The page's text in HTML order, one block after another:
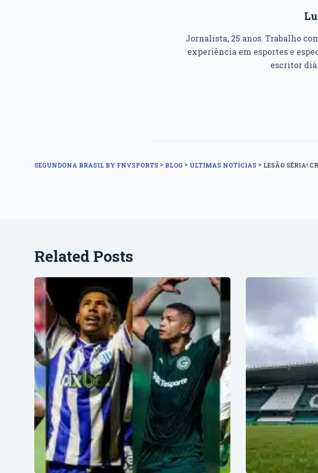
Jornalista, 25 anos. Trabalho
experiência em esportes e
escritor
SEGUNDONA BRASIL BY FNVSPORTS > BLOG > ÚLTIMAS NOTÍCIAS > LESÃO SÉRIA!
Related Posts